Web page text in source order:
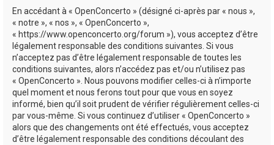
En accédant à « OpenConcerto » (désigné ci-après par « nous »,
« notre », « nos », « OpenConcerto »,
« https://www.openconcerto.org/forum »), vous acceptez d’être
légalement responsable des conditions suivantes. Si vous
n’acceptez pas d’être légalement responsable de toutes les
conditions suivantes, alors n’accédez pas et/ou n’utilisez pas
« OpenConcerto ». Nous pouvons modifier celles-ci à n’importe
quel moment et nous ferons tout pour que vous en soyez
informé, bien qu’il soit prudent de vérifier régulièrement celles-ci
par vous-même. Si vous continuez d’utiliser « OpenConcerto »
alors que des changements ont été effectués, vous acceptez
d’être légalement responsable des conditions découlant des